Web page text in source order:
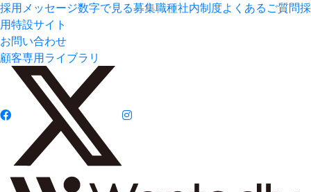
採用メッセージ数字で見る募集職種社内制度よくあるご質問採
用特設サイト
お問い合わせ
顧客専用ライブラリ